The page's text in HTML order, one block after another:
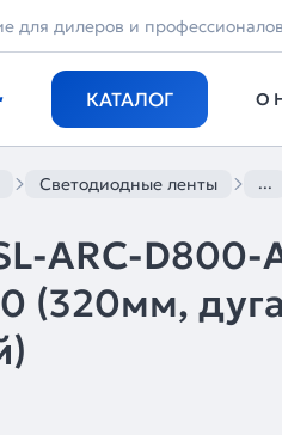
для дилеров и профессионалов
КАТАЛОГ О
Светодиодные ленты ...
ARC-D800-
(320мм,